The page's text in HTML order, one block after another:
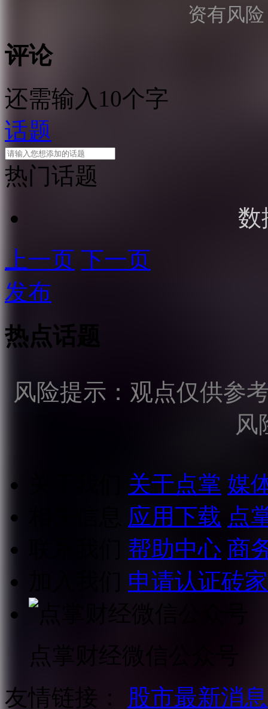
资有风
评论
还需输入10个字
话题
热门话题
数
上一页 下一页
发布
热点话题
风险提示：观点仅供参
风
关于点掌 媒
应用下载 点
帮助中心 商
申请认证砖家
点掌财经微信公众号
友情链接：
股市最新消息